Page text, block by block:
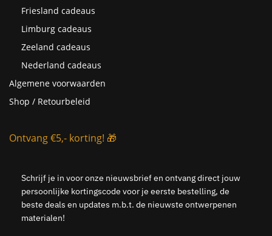
Friesland cadeaus
Limburg cadeaus
Zeeland cadeaus
Nederland cadeaus
Algemene voorwaarden
Shop / Retourbeleid
Ontvang €5,- korting! 🎁
Schrijf je in voor onze nieuwsbrief en ontvang direct jouw
persoonlijke kortingscode voor je eerste bestelling, de
beste deals en updates m.b.t. de nieuwste ontwerpenen
materialen!